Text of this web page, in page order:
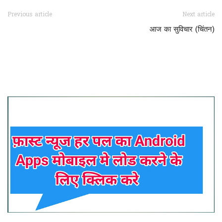
Previous article Next article
आज का सुविचार (चिंतन)